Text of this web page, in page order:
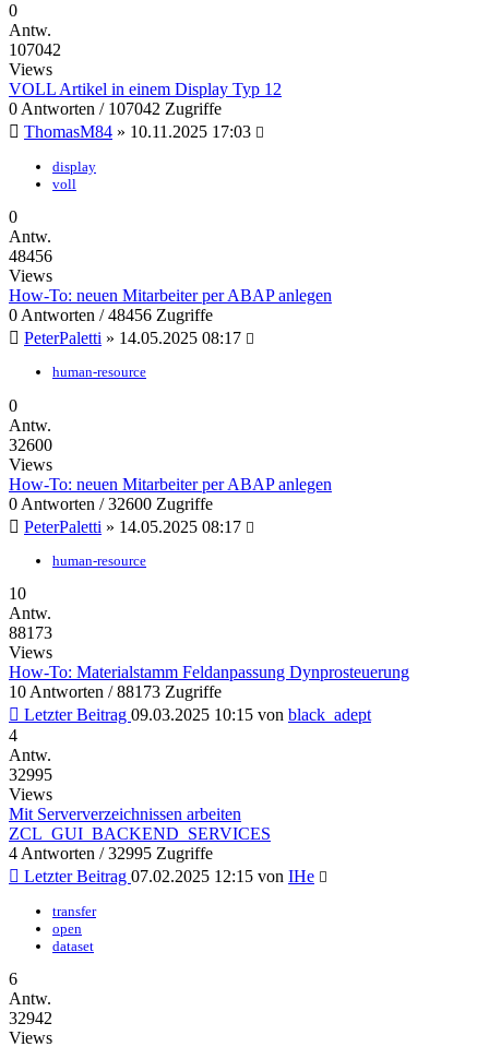
0
Antw.
107042
Views
VOLL Artikel in einem Display Typ 12
0 Antworten / 107042 Zugriffe
ThomasM84 » 10.11.2025 17:03
display
voll
0
Antw.
48456
Views
How-To: neuen Mitarbeiter per ABAP anlegen
0 Antworten / 48456 Zugriffe
PeterPaletti » 14.05.2025 08:17
human-resource
0
Antw.
32600
Views
How-To: neuen Mitarbeiter per ABAP anlegen
0 Antworten / 32600 Zugriffe
PeterPaletti » 14.05.2025 08:17
human-resource
10
Antw.
88173
Views
How-To: Materialstamm Feldanpassung Dynprosteuerung
10 Antworten / 88173 Zugriffe
Letzter Beitrag 09.03.2025 10:15 von black_adept
4
Antw.
32995
Views
Mit Serververzeichnissen arbeiten
ZCL_GUI_BACKEND_SERVICES
4 Antworten / 32995 Zugriffe
Letzter Beitrag 07.02.2025 12:15 von IHe
transfer
open
dataset
6
Antw.
32942
Views